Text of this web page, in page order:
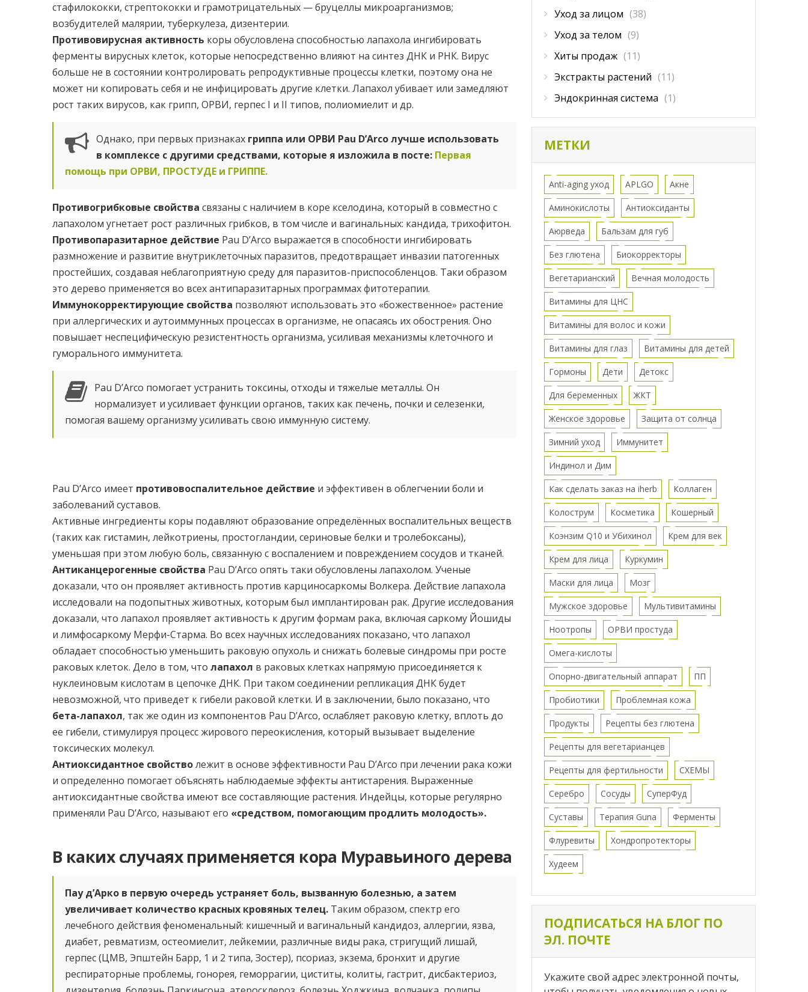
стафилококки, стрептококки и грамотрицательных — бруцеллы микроарганизмов;
возбудителей малярии, туберкулеза, дизентерии.
Противовирусная активность коры обусловлена способностью лапахола ингибировать
ферменты вирусных клеток, которые непосредственно влияют на синтез ДНК и РНК. Вирус
больше не в состоянии контролировать репродуктивные процессы клетки, поэтому она не
может ни копировать себя и не инфицировать другие клетки. Лапахол убивает или замедляют
рост таких вирусов, как грипп, ОРВИ, герпес I и II типов, полиомиелит и др.
Однако, при первых признаках гриппа или ОРВИ Pau D’Arco лучше использовать
в комплексе с другими средствами, которые я изложила в посте: Первая
помощь при ОРВИ, ПРОСТУДЕ и ГРИППЕ.
Противогрибковые свойства связаны с наличием в коре кселодина, который в совместно с
лапахолом угнетает рост различных грибков, в том числе и вагинальных: кандида, трихофитон.
Противопаразитарное действие Pau D’Arco выражается в способности ингибировать
размножение и развитие внутриклеточных паразитов, предотвращает инвазии патогенных
простейших, создавая неблагоприятную среду для паразитов-приспособленцов. Таки образом
это дерево применяется во всех антипаразитарных программах фитотерапии.
Иммунокорректирующие свойства позволяют использовать это «божественное» растение
при аллергических и аутоиммунных процессах в организме, не опасаясь их обострения. Оно
повышает неспецифическую резистентность организма, усиливая механизмы клеточного и
гуморального иммунитета.
Pau D’Arco помогает устранить токсины, отходы и тяжелые металлы. Он
нормализует и усиливает функции органов, таких как печень, почки и селезенки,
помогая вашему организму усиливать свою иммунную систему.
Pau D’Arco имеет противовоспалительное действие и эффективен в облегчении боли и
заболеваний суставов.
Активные ингредиенты коры подавляют образование определённых воспалительных веществ
(таких как гистамин, лейкотриены, простогландии, сериновые белки и тролебоксаны),
уменьшая при этом любую боль, связанную с воспалением и повреждением сосудов и тканей.
Антиканцерогенные свойства Pau D’Arco опять таки обусловлены лапахолом. Ученые
доказали, что он проявляет активность против карциносаркомы Волкера. Действие лапахола
исследовали на подопытных животных, которым был имплантирован рак. Другие исследования
доказали, что лапахол проявляет активность к другим формам рака, включая саркому Йошиды
и лимфосаркому Мерфи-Старма. Во всех научных исследованиях показано, что лапахол
обладает способностью уменьшить раковую опухоль и снижать болевые синдромы при росте
раковых клеток. Дело в том, что лапахол в раковых клетках напрямую присоединяется к
нуклеиновым кислотам в цепочке ДНК. При таком соединении репликация ДНК будет
невозможной, что приведет к гибели раковой клетки. И в заключении, было показано, что
бета-лапахол, так же один из компонентов Pau D’Arco, ослабляет раковую клетку, вплоть до
ее гибели, стимулируя процесс жирового переокисления, который вызывает выделение
токсических молекул.
Антиоксидантное свойстволежит в основе эффективности Pau D’Arco при лечении рака кожи
и определенно помогает объяснять наблюдаемые эффекты антистарения. Выраженные
антиоксидантные свойства имеют все составляющие растения. Индейцы, которые регулярно
применяли Pau D’Arco, называют его «средством, помогающим продлить молодость».
В каких случаях применяется кора Муравьиного дерева
Пау д’Арко в первую очередь устраняет боль, вызванную болезнью, а затем
увеличивает количество красных кровяных телец. Таким образом, спектр его
лечебного действия феноменальный: кишечный и вагинальный кандидоз, аллергии, язва,
диабет, ревматизм, остеомиелит, лейкемии, различные виды рака, стригущий лишай,
герпес (ЦМВ, Эпштейн Барр, 1 и 2 типа, Зостер), псориаз, экзема, бронхит и другие
респираторные проблемы, гонорея, геморрагии, циститы, колиты, гастрит, дисбактериоз,
Уход за лицом (38)
Уход за телом (9)
Хиты продаж (11)
Экстракты растений (11)
Эндокринная система (1)
МЕТКИ
Anti-aging уход APLGO Акне
Аминокислоты Антиоксиданты
Аюрведа Бальзам для губ
Без глютена Биокорректоры
Вегетарианский Вечная молодость
Витамины для ЦНС
Витамины для волос и кожи
Витамины для глаз Витамины для детей
Гормоны Дети Детокс
Для беременных ЖКТ
Женское здоровье Защита от солнца
Зимний уход Иммунитет
Индинол и Дим
Как сделать заказ на iherb Коллаген
Колострум Косметика Кошерный
Коэнзим Q10 и Убихинол Крем для век
Крем для лица Куркумин
Маски для лица Мозг
Мужское здоровье Мультивитамины
Ноотропы ОРВИ простуда
Омега-кислоты
Опорно-двигательный аппарат ПП
Пробиотики Проблемная кожа
Продукты Рецепты без глютена
Рецепты для вегетарианцев
Рецепты для фертильности СХЕМЫ
Серебро Сосуды СуперФуд
Суставы Терапия Guna Ферменты
Флуревиты Хондропротекторы
Худеем
ПОДПИСАТЬСЯ НА БЛОГ ПО
ЭЛ. ПОЧТЕ
Укажите свой адрес электронной почты,